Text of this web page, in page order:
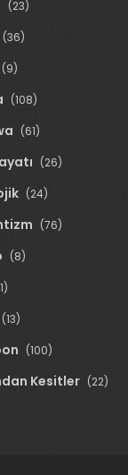
(23)
(36)
(9)
(108)
(61)
(26)
(24)
(76)
(8)
(13)
(100)
Kesitler (22)